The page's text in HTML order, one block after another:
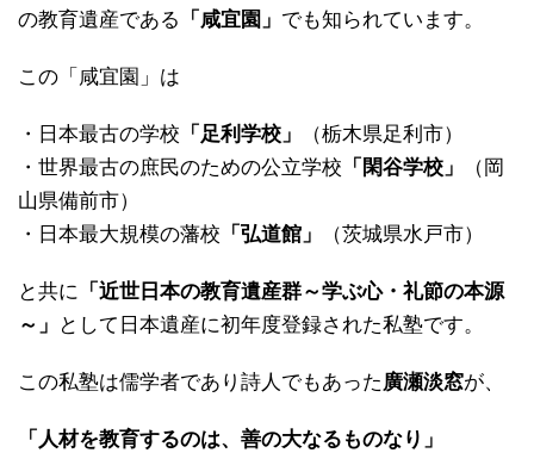
の教育遺産である
「咸宜園」 でも知られています。
この「咸宜園」は
・日本最古の学校 「足利学校」
（栃木県足利市）
・世界最古の庶民のための公立学校 「閑谷学校」
（岡
山県備前市）
・日本最大規模の藩校 「弘道館」 （茨城県水戸市）
と共に 「近世日本の教育遺産群～学ぶ心・礼節の本源
～」
として日本遺産に初年度登録された私塾です。
この私塾は儒学者であり詩人でもあった廣瀬淡窓が、
「人材を教育するのは、善の大なるものなり」